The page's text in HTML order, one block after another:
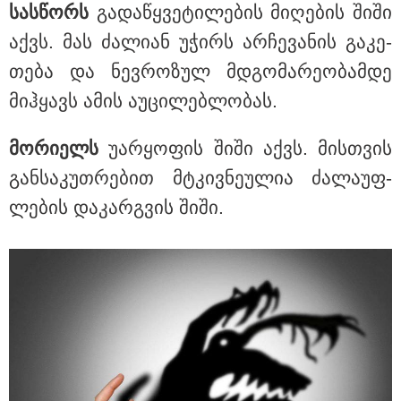
15:49 / 06-08-2026
გაორმაგებული ინტერნეტი
სას­წორს გა­და­წყვე­ტი­ლე­ბის მი­ღე­ბის შიში
აქვს. მას ძა­ლი­ან უჭირს არ­ჩე­ვა­ნის გა­კე­
თე­ბა და ნევ­რო­ზულ მდგო­მა­რე­ო­ბამ­დე
მიჰ­ყავს ამის აუ­ცი­ლებ­ლო­ბას.
მო­რი­ელსუარ­ყო­ფის შიში აქვს. მის­თვის
გან­სა­კუთ­რე­ბით მტკივ­ნე­უ­ლია ძა­ლა­უფ­
ლე­ბის და­კარ­გვის შიში.